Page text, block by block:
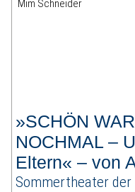
»SCHÖN
NOCHMAL –
Eltern« – von
Sommertheater